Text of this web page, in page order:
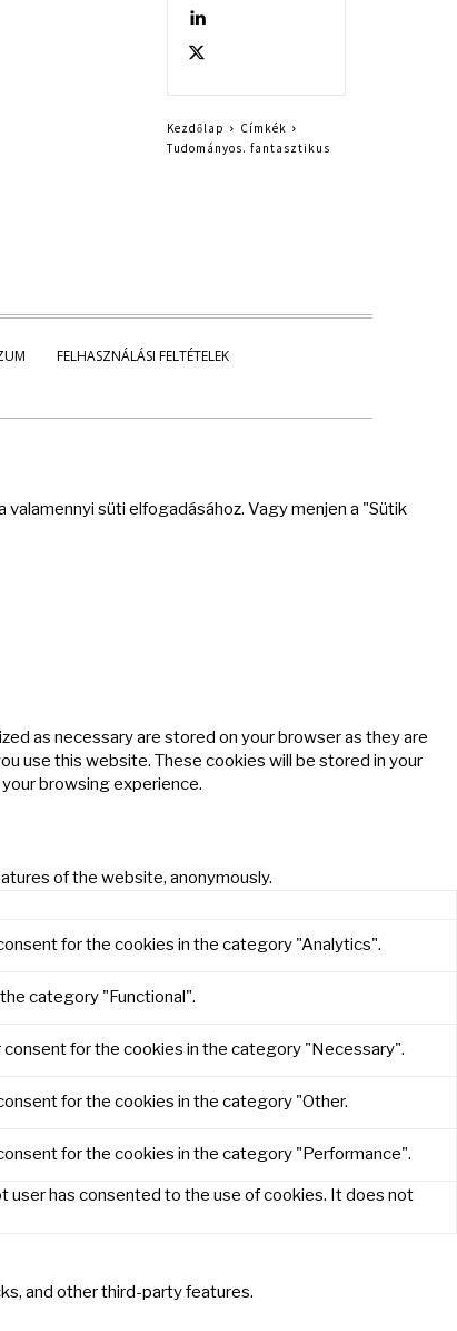
Kezdőlap
Címkék
Tudományos. fantasztikus
FELHASZNÁLÁSI FELTÉTELEK
süti elfogadásához. Vagy menjen a "Sütik
as necessary are stored on your browser as they are
use this website. These cookies will be stored in your
browsing experience.
of the website, anonymously.
for the cookies in the category "Analytics".
category "Functional".
for the cookies in the category "Necessary".
for the cookies in the category "Other.
for the cookies in the category "Performance".
user has consented to the use of cookies. It does not
and other third-party features.